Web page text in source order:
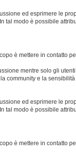
ed esprimere le
modo è possibile
è mettere in contatto
mentre solo gli
community e la
ed esprimere le
modo è possibile
è mettere in contatto